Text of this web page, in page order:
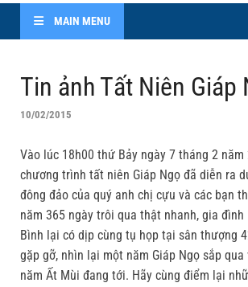
MAIN MENU
Tin ảnh Tất Niên Giáp
10/02/2015
Vào lúc 18h00 thứ Bảy ngày 7 tháng 2 năm
chương trình tất niên Giáp Ngọ đã diễn ra
đông đảo của quý anh chị cựu và các bạn
năm 365 ngày trôi qua thật nhanh, gia đình
Bình lại có dịp cùng tụ họp tại sân thượng
gặp gỡ, nhìn lại một năm Giáp Ngọ sắp
năm Ất Mùi đang tới. Hãy cùng điểm lại